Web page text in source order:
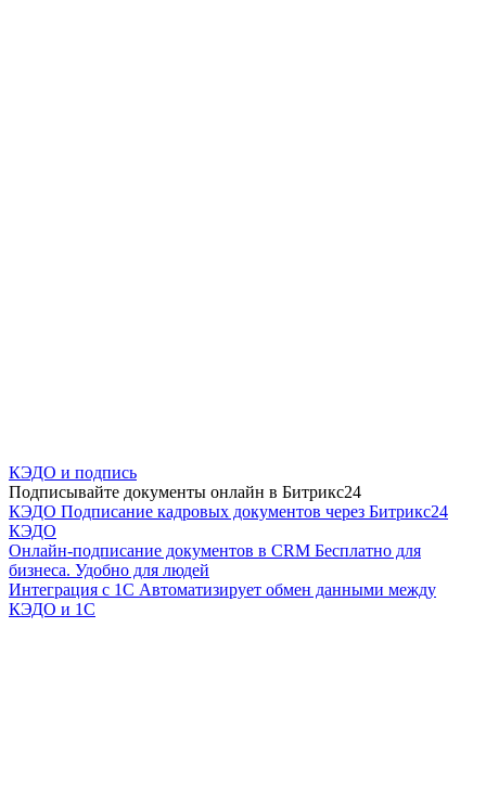
КЭДО и подпись
Подписывайте документы онлайн в Битрикс24
КЭДО Подписание кадровых документов через Битрикс24
КЭДО
Онлайн-подписание документов в CRM Бесплатно для
бизнеса. Удобно для людей
Интеграция с 1С Автоматизирует обмен данными между
КЭДО и 1С